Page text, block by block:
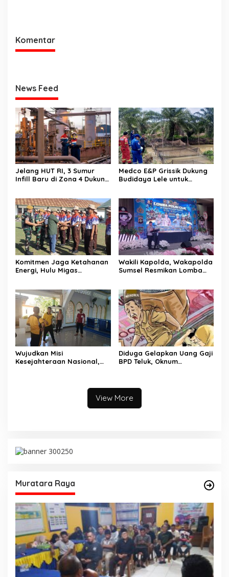
Komentar
News Feed
Jelang HUT RI, 3 Sumur
Infill Baru di Zona 4 Dukung
Medco E&P Grissik Dukung
Budidaya Lele untuk
Komitmen Jaga Ketahanan
Energi, Hulu Migas
Bela Negara Angkatan IV
Tahun 2026
Wakili Kapolda, Wakapolda
Sumsel Resmikan Lomba
Bangsa
Wujudkan Misi
Kesejahteraan Nasional,
Diduga Gelapkan Uang Gaji
BPD Teluk, Oknum
View More
Muratara Raya